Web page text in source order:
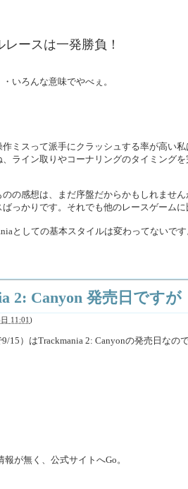
ースは一発勝負！
いろんな意味でやべぇ。
ミスって派手にクラッシュする率が高い
ライン取りやコーナリングのタイミングを
の感想は、まだ序盤だからかもしれませ
っかりです。それでも他のレースゲームに
としての基本スタイルは変わってないで
2: Canyon 発売日です
11:01)
15）はTrackmania 2: Canyonの発売日な
報が無く、公式サイトへGo。